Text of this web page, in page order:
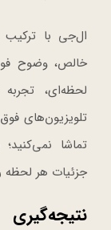
خالص، وضوح
لحظه‌ای،
تلویزیون‌های
تماشا
جزئیات هر لحظه
نتیجه‌گیری